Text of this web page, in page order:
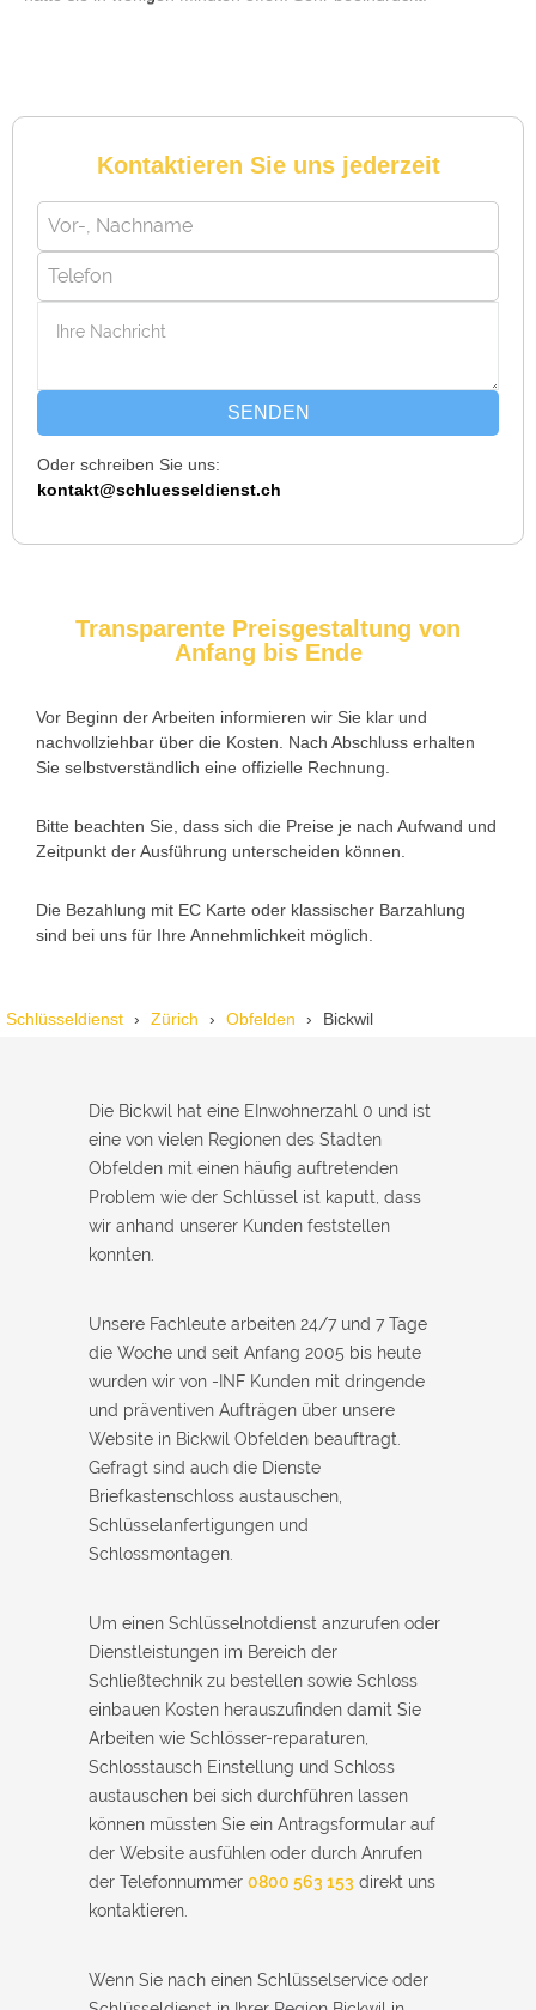
Service rufen. Techniker war schnell da, aber das Ersatzteil
Trotzdem zufrieden.
Daniel W. aus Uster
Die Tür wurde ohne Kratzer geöffnet, nur der Preis war leicht
Nadine H. aus Aadorf
Wir standen mit den Kindern vor verschlossener Tür – der
Monteur war in 30 Minuten da. Schnelle Hilfe, fairer Preis und
Kontaktieren Sie uns jederzeit
SENDEN
Oder schreiben Sie uns:
kontakt@schluesseldienst.ch
Transparente Preisgestaltung von
Anfang bis Ende
Vor Beginn der Arbeiten informieren wir Sie klar und
nachvollziehbar über die Kosten. Nach Abschluss erhalten
Sie selbstverständlich eine offizielle Rechnung.
Bitte beachten Sie, dass sich die Preise je nach Aufwand und
Zeitpunkt der Ausführung unterscheiden können.
Die Bezahlung mit EC Karte oder klassischer Barzahlung
sind bei uns für Ihre Annehmlichkeit möglich.
Schlüsseldienst Zürich Obfelden Bickwil
Die Bickwil hat eine EInwohnerzahl 0 und ist
eine von vielen Regionen des Stadten
Obfelden mit einen häufig auftretenden
Problem wie der Schlüssel ist kaputt, dass
wir anhand unserer Kunden feststellen
konnten.
Unsere Fachleute arbeiten 24/7 und 7 Tage
die Woche und seit Anfang 2005 bis heute
wurden wir von -INF Kunden mit dringende
und präventiven Aufträgen über unsere
Website in Bickwil Obfelden beauftragt.
Gefragt sind auch die Dienste
Briefkastenschloss austauschen,
Schlüsselanfertigungen und
Schlossmontagen.
Um einen Schlüsselnotdienst anzurufen oder
Dienstleistungen im Bereich der
Schließtechnik zu bestellen sowie Schloss
einbauen Kosten herauszufinden damit Sie
Arbeiten wie Schlösser-reparaturen,
Schlosstausch Einstellung und Schloss
austauschen bei sich durchführen lassen
können müssten Sie ein Antragsformular auf
der Website ausfühlen oder durch Anrufen
der Telefonnummer 0800 563 153 direkt uns
kontaktieren.
Wenn Sie nach einen Schlüsselservice oder